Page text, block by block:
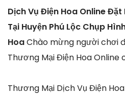
Dịch Vụ Điện Hoa Online
Tại Huyện Phú Lộc Chụp
HoaChào mừng người chơi
Thương Mại Điện Hoa Online
Thương Mại Dịch Vụ Điện